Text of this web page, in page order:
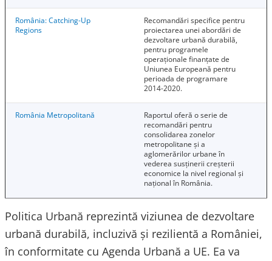
România: Catching-Up
Regions
Recomandări specifice pentru
proiectarea unei abordări de
dezvoltare urbană durabilă,
pentru programele
operaționale finanțate de
Uniunea Europeană pentru
perioada de programare
2014-2020.
România Metropolitană
Raportul oferă o serie de
recomandări pentru
consolidarea zonelor
metropolitane și a
aglomerărilor urbane în
vederea susținerii creșterii
economice la nivel regional și
național în România.
Politica Urbană reprezintă viziunea de dezvoltare
urbană durabilă, incluzivă și rezilientă a României,
în conformitate cu Agenda Urbană a UE. Ea va